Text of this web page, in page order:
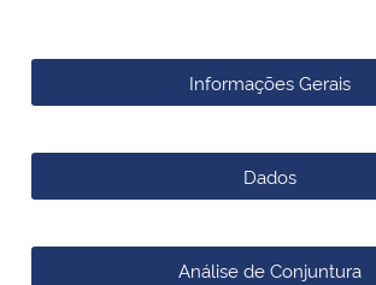
Secretaria de Governo
Informações Gerais
Dados
Análise de Conjuntura